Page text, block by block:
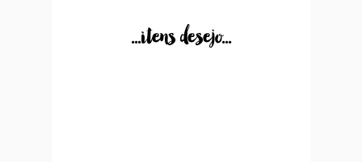
...itens desejo...